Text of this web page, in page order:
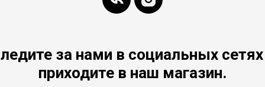
за нами в социальных
приходите в наш магазин.